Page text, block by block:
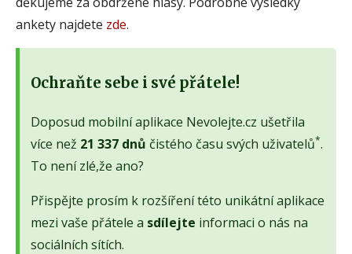
ankety najdete zde.
Ochraňte sebe i své přátele!
Doposud mobilní aplikace Nevolejte.cz ušetřila
více než 21 337 dnů čistého času svých uživatelů*.
To není zlé,že ano?
Přispějte prosím k rozšíření této unikátní aplikace
mezi vaše přátele a sdílejte informaci o nás na
sociálních sítích.